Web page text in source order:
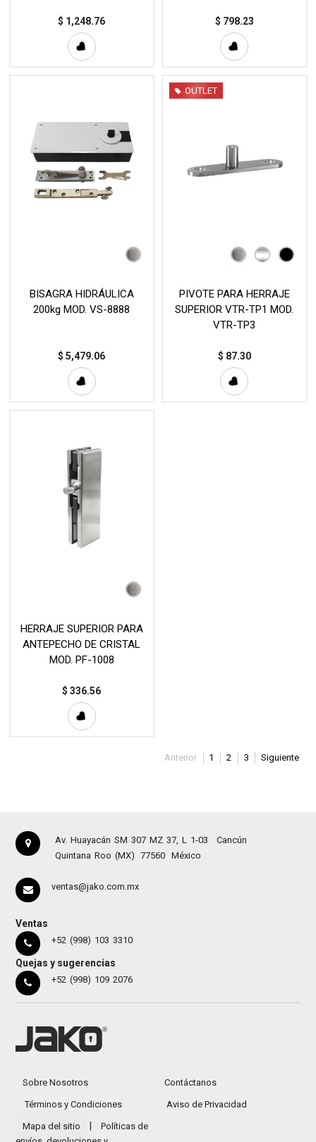
$ 1,248.76 $ 798.23
BISAGRA HIDRÁULICA
200kg MOD. VS-8888
$5,479.06
OUTLET
PIVOTE PARA HERRAJE
SUPERIOR VTR-TP1 MOD.
VTR-TP3
$ 87.30
HERRAJE SUPERIOR PARA
ANTEPECHO DE CRISTAL
MOD. PF-1008
$336.56
Anterior 1 2 3 Siguiente
Av. Huayacán SM 307 MZ 37, L 1-03
Cancún
Quintana Roo (MX)
77560 México
ventas@jako.com.mx
Ventas
+52 (998) 103 3310
Quejas y sugerencias
+52 (998) 109 2076
Sobre Nosotros Contáctanos
Términos y Condiciones Aviso de Privacidad
Mapa del sitio
Políticas de